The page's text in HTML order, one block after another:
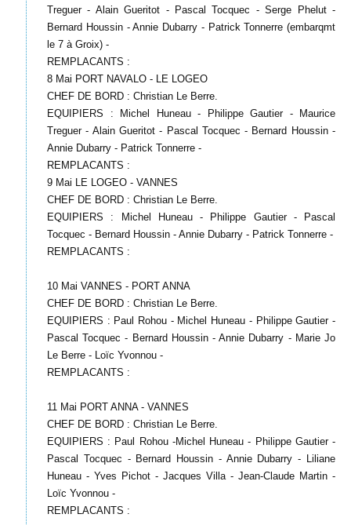
Treguer - Alain Gueritot - Pascal Tocquec - Serge Phelut -
Bernard Houssin - Annie Dubarry - Patrick Tonnerre (embarqmt
le 7 à Groix) -
REMPLACANTS :
8 Mai PORT NAVALO - LE LOGEO
CHEF DE BORD : Christian Le Berre.
EQUIPIERS : Michel Huneau - Philippe Gautier - Maurice
Treguer - Alain Gueritot - Pascal Tocquec - Bernard Houssin -
Annie Dubarry - Patrick Tonnerre -
REMPLACANTS :
9 Mai LE LOGEO - VANNES
CHEF DE BORD : Christian Le Berre.
EQUIPIERS : Michel Huneau - Philippe Gautier - Pascal
Tocquec - Bernard Houssin - Annie Dubarry - Patrick Tonnerre -
REMPLACANTS :
10 Mai VANNES - PORT ANNA
CHEF DE BORD : Christian Le Berre.
EQUIPIERS : Paul Rohou - Michel Huneau - Philippe Gautier -
Pascal Tocquec - Bernard Houssin - Annie Dubarry - Marie Jo
Le Berre - Loïc Yvonnou -
REMPLACANTS :
11 Mai PORT ANNA - VANNES
CHEF DE BORD : Christian Le Berre.
EQUIPIERS : Paul Rohou -Michel Huneau - Philippe Gautier -
Pascal Tocquec - Bernard Houssin - Annie Dubarry - Liliane
Huneau - Yves Pichot - Jacques Villa - Jean-Claude Martin -
Loïc Yvonnou -
REMPLACANTS :